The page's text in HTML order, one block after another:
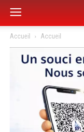
Accueil Accueil